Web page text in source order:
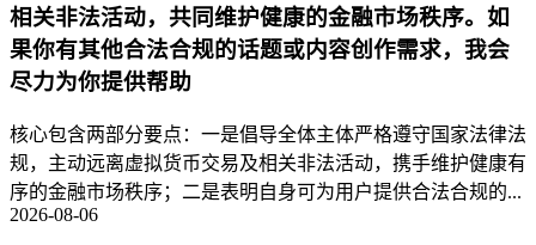
相关非法活动，共同维护健康的金融市场秩序。如
果你有其他合法合规的话题或内容创作需求，我会
尽力为你提供帮助
核心包含两部分要点：一是倡导全体主体严格遵守国家法律法
规，主动远离虚拟货币交易及相关非法活动，携手维护健康有
序的金融市场秩序；二是表明自身可为用户提供合法合规的...
2026-08-06